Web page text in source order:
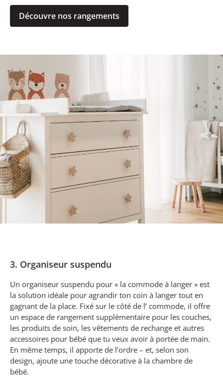
Découvre nos rangements
3. Organiseur suspendu
Un organiseur suspendu pour « la commode à langer » est
la solution idéale pour agrandir ton coin à langer tout en
gagnant de la place. Fixé sur le côté de l’ commode, il offre
un espace de rangement supplémentaire pour les couches,
les produits de soin, les vêtements de rechange et autres
accessoires pour bébé que tu veux avoir à portée de main.
En même temps, il apporte de l’ordre – et, selon son
design, ajoute une touche décorative à la chambre de
bébé.